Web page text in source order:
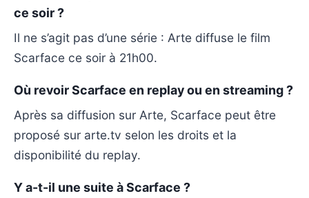
ce soir ?
Il ne s’agit pas d’une série : Arte diffuse le film
Scarface ce soir à 21h00.
Où revoir Scarface en replay ou en streaming ?
Après sa diffusion sur Arte, Scarface peut être
proposé sur arte.tv selon les droits et la
disponibilité du replay.
Y a-t-il une suite à Scarface ?